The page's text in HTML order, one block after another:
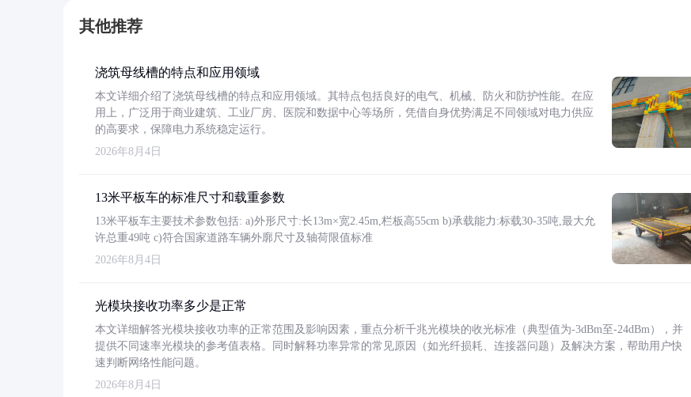
其他推荐
浇筑母线槽的特点和应用领域
本文详细介绍了浇筑母线槽的特点和应用领域。其特点包括良好的电气、机械、防火和防护性能。在应
用上，广泛用于商业建筑、工业厂房、医院和数据中心等场所，凭借自身优势满足不同领域对电力供应
的高要求，保障电力系统稳定运行。
2026年8月4日
13米平板车的标准尺寸和载重参数
13米平板车主要技术参数包括: a)外形尺寸:长13m×宽2.45m,栏板高55cm b)承载能力:标载30-35吨,最大允
许总重49吨 c)符合国家道路车辆外廓尺寸及轴荷限值标准
2026年8月4日
光模块接收功率多少是正常
本文详细解答光模块接收功率的正常范围及影响因素，重点分析千兆光模块的收光标准（典型值为-3dBm至-24dBm），并
提供不同速率光模块的参考值表格。同时解释功率异常的常见原因（如光纤损耗、连接器问题）及解决方案，帮助用户快
速判断网络性能问题。
2026年8月4日